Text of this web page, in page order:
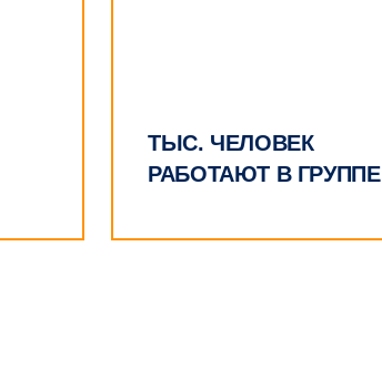
ТЫС. ЧЕЛОВЕК
РАБОТАЮТ В ГРУППЕ